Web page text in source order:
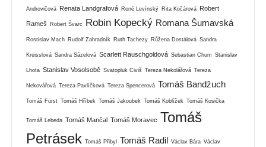
Androvičová Renata Landgrafová René Levínský Rita Kočárová Robert
Rameš Robert Švarc Robin Kopecký Romana Šumavská
Rostislav Mach Rudolf Zahradník Ruth Tachezy Růžena Dostálová Sandra
Kreisslová Sandra Sázelová Scarlett Rauschgoldová Sebastian Chum Stanislav
Lhota Stanislav Vosolsobě Svatopluk Civiš Tereza Nekolářová Tereza
Nekovářová Tereza Pavlíčková Tereza Spencerová Tomáš Bandžuch
Tomáš Fürst Tomáš Hříbek Tomáš Jakoubek Tomáš Koblížek Tomáš Kosička
Tomáš Lebeda Tomáš Mančal Tomáš Moravec Tomáš
Petrásek Tomáš Přibyl Tomáš Radil Václav Bára Václav